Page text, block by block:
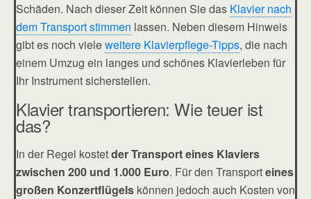
Schäden. Nach dieser Zeit können Sie das Klavier nach
dem Transport stimmen lassen. Neben diesem Hinweis
gibt es noch vieleweitere Klavierpflege-Tipps, die nach
einem Umzug ein langes und schönes Klavierleben für
Ihr Instrument sicherstellen.
Klavier transportieren: Wie teuer ist
das?
In der Regel kostetder Transport eines Klaviers
zwischen 200 und 1.000 Euro. Für den Transporteines
großen Konzertflügelskönnen jedoch auch Kosten von